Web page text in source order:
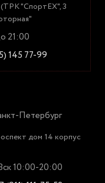
(ТРК "СпортЕХ", 3
21:00
145 77-99
Петербург
дом 14 корпус
10:00-20:00